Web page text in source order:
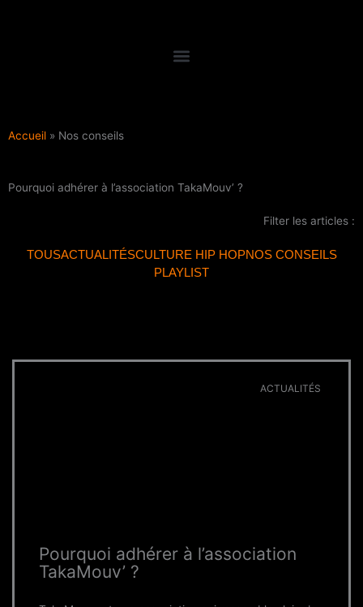
Accueil » Nos conseils
Pourquoi adhérer à l’association TakaMouv’ ?
Filter les articles :
TOUSACTUALITÉSCULTURE HIP HOPNOS CONSEILS
PLAYLIST
ACTUALITÉS
Pourquoi adhérer à l’association
TakaMouv’ ?